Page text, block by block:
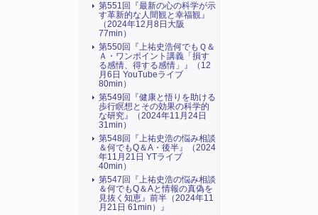
第551回『最新の心の科学が示
す革新的な人間観と幸福観』
（2024年12月8日大阪
77min）
第550回『上祐史浩何でもＱ＆
Ａ・ワンポイント講義「損す
る感情、得する感情」』（12
月6日 YouTubeライブ
80min）
第549回『健康と悟りを助ける
歩行瞑想とその効果の科学的
な研究』（2024年11月24日
31min）
第548回『上祐史浩の悩み相談
＆何でもQ＆A・後半』（2024
年11月21日 YTライブ
40min）
第547回『上祐史浩の悩み相談
＆何でもQ＆Aと情報の真偽を
見抜く知恵』前半（2024年11
月21日 61min）』